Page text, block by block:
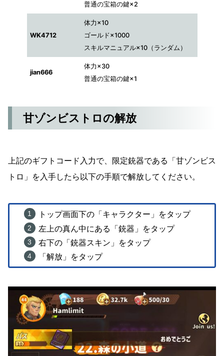
普通の宝箱の鍵×2
WK4712
体力×10
ゴールド×1000
スキルマニュアル×10（ランダム）
jian666
体力×30
普通の宝箱の鍵×1
甘ゾンビストロの解放
上記のギフトコード入力で、限定銃器である「甘ゾンビス
トロ」を入手したら以下の手順で解放してください。
トップ画面下の「キャラクター」をタップ
左上の真ん中にある「銃器」をタップ
右下の「銃器スキン」をタップ
「解放」をタップ